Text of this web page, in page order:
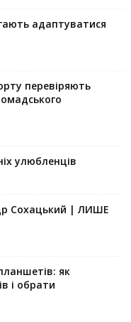
адаптуватися
перевіряють
улюбленців
Сохацький | ЛИШЕ
як
і обрати